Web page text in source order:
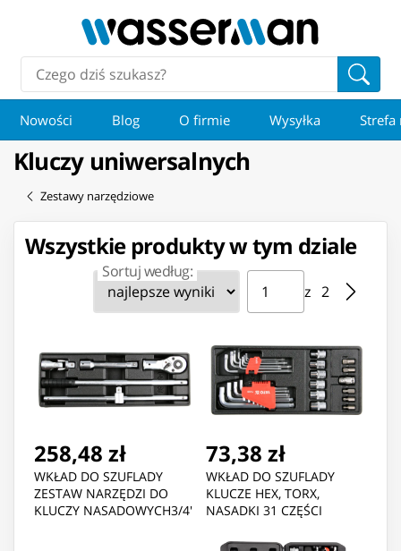
Nowości Blog O firmie Wysyłka Strefa
Kluczy uniwersalnych
Zestawy narzędziowe
Wszystkie produkty w tym dziale
Sortuj według: Strona ⁨1⁩ z ⁨2⁩
z ⁨2⁩
Przejdź do strony
258,48 zł
WKŁAD DO SZUFLADY
ZESTAW NARZĘDZI DO
KLUCZY NASADOWYCH3/4'
73,38 zł
WKŁAD DO SZUFLADY
KLUCZE HEX, TORX,
NASADKI 31 CZĘŚCI